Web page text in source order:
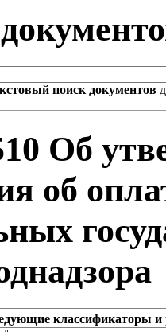
поиск документов
Об
об
классификаторы и